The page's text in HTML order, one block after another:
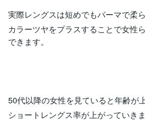
実際レングスは短めでもパーマで柔
カラーツヤをプラスすることで女性
できます。
50代以降の女性を見ていると年齢が
ショートレングス率が上がっていきま